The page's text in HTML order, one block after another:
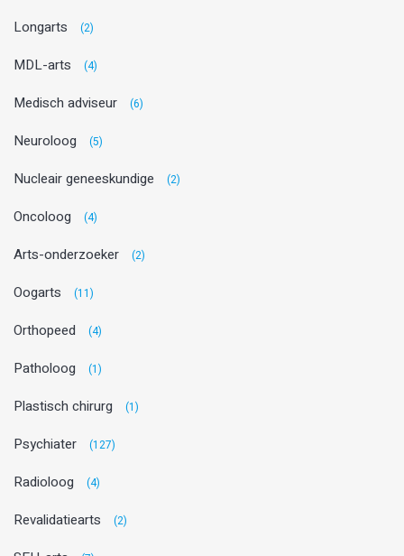
Longarts (2)
MDL-arts (4)
Medisch adviseur (6)
Neuroloog (5)
Nucleair geneeskundige (2)
Oncoloog (4)
Arts-onderzoeker (2)
Oogarts (11)
Orthopeed (4)
Patholoog (1)
Plastisch chirurg (1)
Psychiater (127)
Radioloog (4)
Revalidatiearts (2)